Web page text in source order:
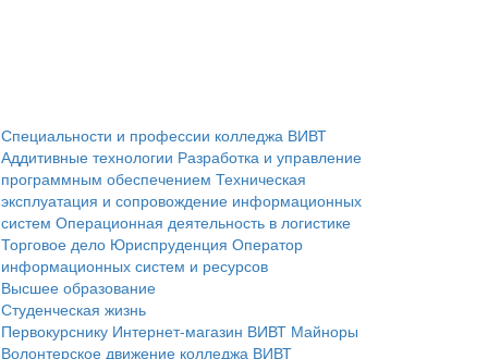
Специальности и профессии колледжа ВИВТ
Аддитивные технологии Разработка и управление
программным обеспечением Техническая
эксплуатация и сопровождение информационных
систем Операционная деятельность в логистике
Торговое дело Юриспруденция Оператор
информационных систем и ресурсов
Высшее образование
Студенческая жизнь
Первокурснику Интернет-магазин ВИВТ Майноры
Волонтерское движение колледжа ВИВТ